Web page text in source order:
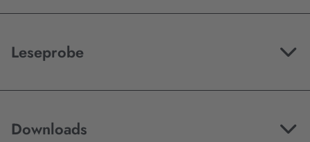
Leseprobe
Downloads